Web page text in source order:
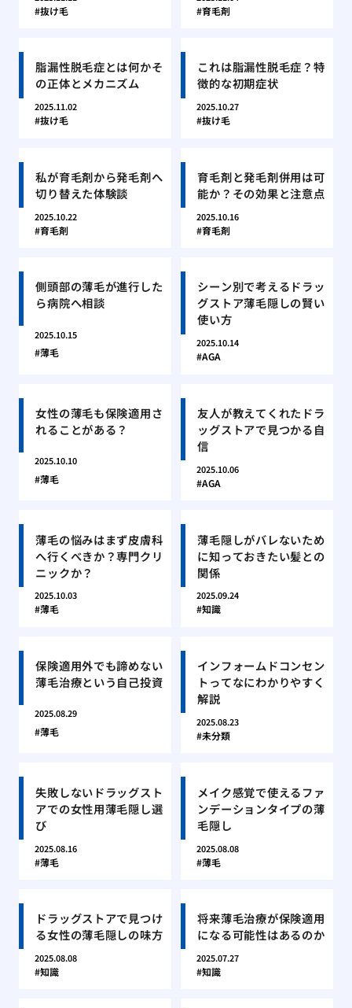
抜け毛 育毛剤
脂漏性脱毛症とは何かそ
の正体とメカニズム
2025.11.02
抜け毛
これは脂漏性脱毛症？特
徴的な初期症状
2025.10.27
抜け毛
私が育毛剤から発毛剤へ
切り替えた体験談
2025.10.22
育毛剤
育毛剤と発毛剤併用は可
能か？その効果と注意点
2025.10.16
育毛剤
側頭部の薄毛が進行した
ら病院へ相談
2025.10.15
薄毛
シーン別で考えるドラッ
グストア薄毛隠しの賢い
使い方
2025.10.14
AGA
女性の薄毛も保険適用さ
れることがある？
2025.10.10
薄毛
友人が教えてくれたドラ
ッグストアで見つかる自
信
2025.10.06
AGA
薄毛の悩みはまず皮膚科
へ行くべきか？専門クリ
ニックか？
2025.10.03
薄毛
薄毛隠しがバレないため
に知っておきたい髪との
関係
2025.09.24
知識
保険適用外でも諦めない
薄毛治療という自己投資
2025.08.29
薄毛
インフォームドコンセン
トってなにわかりやすく
解説
2025.08.23
未分類
失敗しないドラッグスト
アでの女性用薄毛隠し選
び
2025.08.16
薄毛
メイク感覚で使えるファ
ンデーションタイプの薄
毛隠し
2025.08.08
薄毛
ドラッグストアで見つけ
る女性の薄毛隠しの味方
2025.08.08
知識
将来薄毛治療が保険適用
になる可能性はあるのか
2025.07.27
知識